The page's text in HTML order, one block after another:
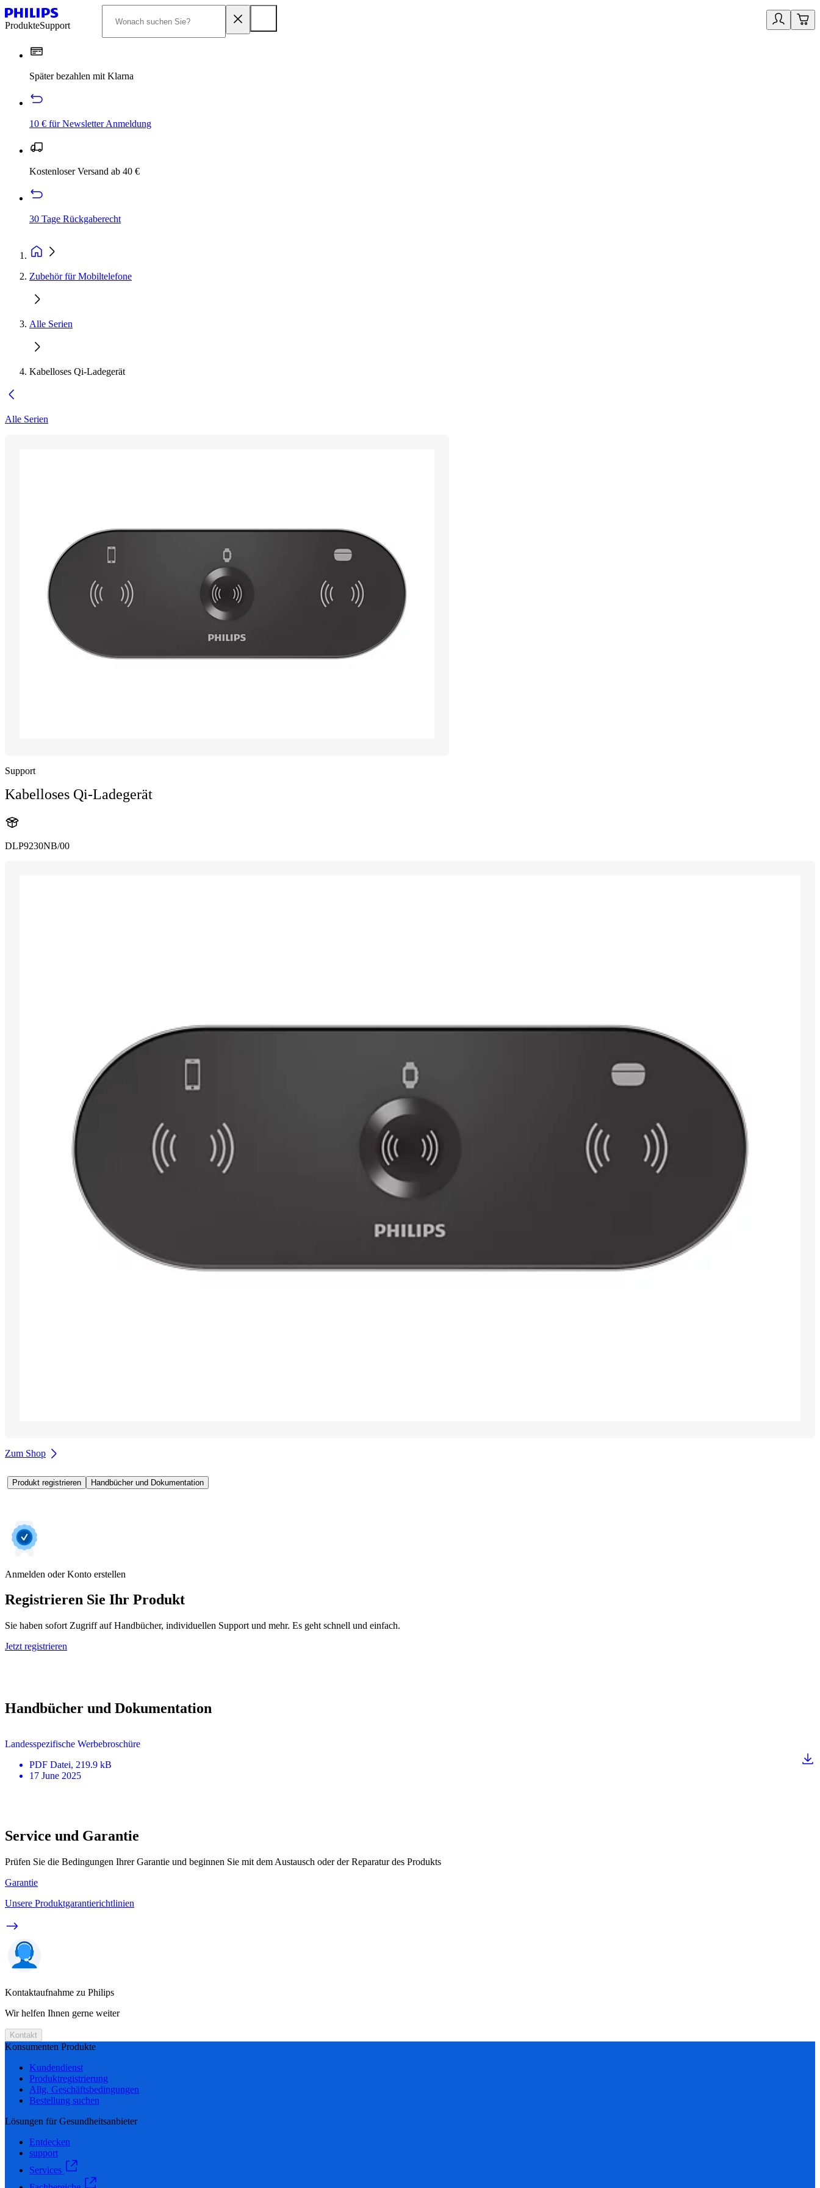
ProdukteSupport
Später bezahlen mit Klarna
10 € für Newsletter Anmeldung
Kostenloser Versand ab 40 €
30 Tage Rückgaberecht
Zubehör für Mobiltelefone
Alle Serien
Kabelloses Qi-Ladegerät
Alle Serien
Support
Kabelloses Qi-Ladegerät
DLP9230NB/00
Zum Shop
Produkt registrieren Handbücher und Dokumentation
Anmelden oder Konto erstellen
Registrieren Sie Ihr Produkt
Sie haben sofort Zugriff auf Handbücher, individuellen Support und mehr. Es geht schnell und einfach.
Jetzt registrieren
Handbücher und Dokumentation
Landesspezifische Werbebroschüre
PDF Datei, 219.9 kB
17 June 2025
Service und Garantie
Prüfen Sie die Bedingungen Ihrer Garantie und beginnen Sie mit dem Austausch oder der Reparatur des Produkts
Garantie
Unsere Produktgarantierichtlinien
Kontaktaufnahme zu Philips
Wir helfen Ihnen gerne weiter
Kontakt
Konsumenten Produkte
Kundendienst
Produktregistrierung
Allg. Geschäftsbedingungen
Bestellung suchen
Lösungen für Gesundheitsanbieter
Entdecken
support
Services